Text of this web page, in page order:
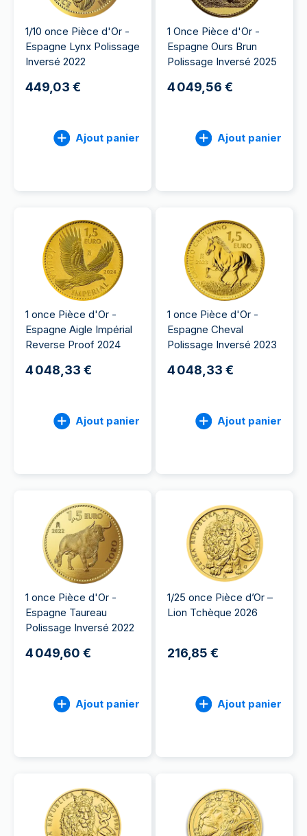
1/10 once Pièce d'Or -
Espagne Lynx Polissage
Inversé 2022
449,03 €
Ajout panier
1 Once Pièce d'Or -
Espagne Ours Brun
Polissage Inversé 2025
4 049,56 €
Ajout panier
1 once Pièce d'Or -
Espagne Aigle Impérial
Reverse Proof 2024
4 048,33 €
Ajout panier
1 once Pièce d'Or -
Espagne Cheval
Polissage Inversé 2023
4 048,33 €
Ajout panier
1 once Pièce d'Or -
Espagne Taureau
Polissage Inversé 2022
4 049,60 €
Ajout panier
1/25 once Pièce d’Or –
Lion Tchèque 2026
216,85 €
Ajout panier